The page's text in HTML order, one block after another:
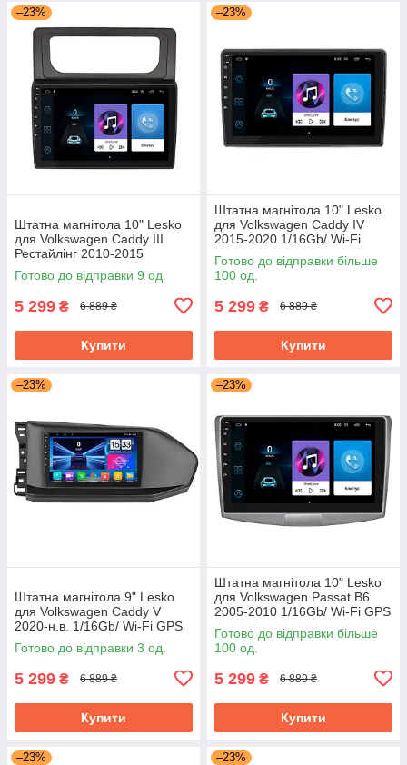
–23%
Штатна магнітола 10" Lesko
для Volkswagen Caddy III
Рестайлінг 2010-2015
1/16Gb/ Wi-Fi Optima
Вольксваген
Готово до відправки 9 од.
5 299 ₴ 6 889 ₴
Купити
–23%
Штатна магнітола 10" Lesko
для Volkswagen Caddy IV
2015-2020 1/16Gb/ Wi-Fi
Optima Вольксваген
Готово до відправки більше
100 од.
5 299 ₴ 6 889 ₴
Купити
–23%
Штатна магнітола 9" Lesko
для Volkswagen Caddy V
2020-н.в. 1/16Gb/ Wi-Fi GPS
Optima Фольксваген Кадді
Готово до відправки 3 од.
5 299 ₴ 6 889 ₴
Купити
–23%
Штатна магнітола 10" Lesko
для Volkswagen Passat B6
2005-2010 1/16Gb/ Wi-Fi GPS
Optima Вольксваген
Готово до відправки більше
100 од.
5 299 ₴ 6 889 ₴
Купити
–23% –23%